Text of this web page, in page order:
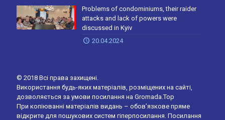
Problems of condominiums, their raider
attacks and lack of powers were
discussed in Kyiv
20.04.2024
© 2018 Всі права захищені.
Використання будь-яких матеріалів, розміщених на сайті,
дозволяється за умови посилання на Gromada.Top
При копіюванні матеріалів видань – обов’язкове пряме
відкрите для пошукових систем гіперпосилання. Посилання